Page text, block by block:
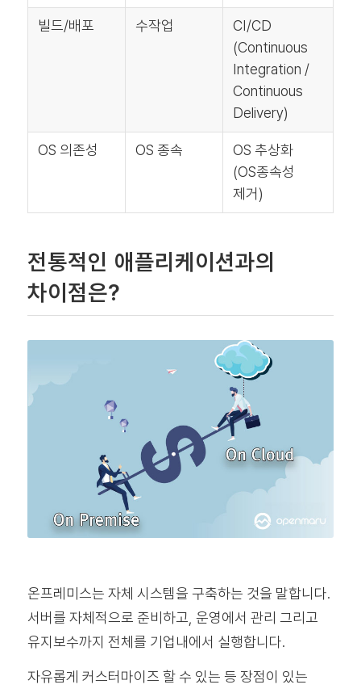
빌드/배포 수작업
CI/CD
(Continuous
Integration /
Continuous
Delivery)
OS 의존성 OS 종속
OS 추상화
(OS종속성
제거)
전통적인 애플리케이션과의
차이점은?
온프레미스는 자체 시스템을 구축하는 것을 말합니다.
서버를 자체적으로 준비하고, 운영에서 관리 그리고
유지보수까지 전체를 기업내에서 실행합니다.
자유롭게 커스터마이즈 할 수 있는 등 장점이 있는